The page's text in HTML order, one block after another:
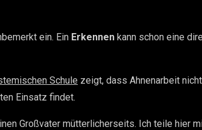
ein. Ein Erkennen kann schon eine
Schule zeigt, dass Ahnenarbeit
Einsatz findet.
Großvater mütterlicherseits. Ich teile hier